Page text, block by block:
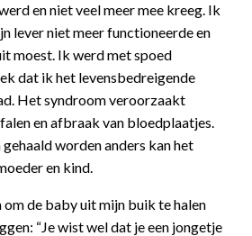
en niet veel meer mee kreeg. Ik
lever niet meer functioneerde en
moest. Ik werd met spoed
dat ik het levensbedreigende
Het syndroom veroorzaakt
en afbraak van bloedplaatjes.
worden anders kan het
en kind.
om de baby uit mijn buik te halen
“Je wist wel dat je een jongetje